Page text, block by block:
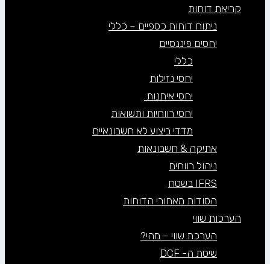
קריאת דוחות
ניתוח דוחות כספיים – כללי
יחסים פיננסיים
כללי
יחסי נזילות
יחסי איתנות
יחסי רווחיות ותשואות
מדדי ביצוע לא חשבונאיים
אתיקה & חשבונאות
ניהול רווחים
IFRS בשטח
הסודות מאחורי הדוחות
הערכות שווי
הערכת שווי – מהי?
שיטת ה- DCF